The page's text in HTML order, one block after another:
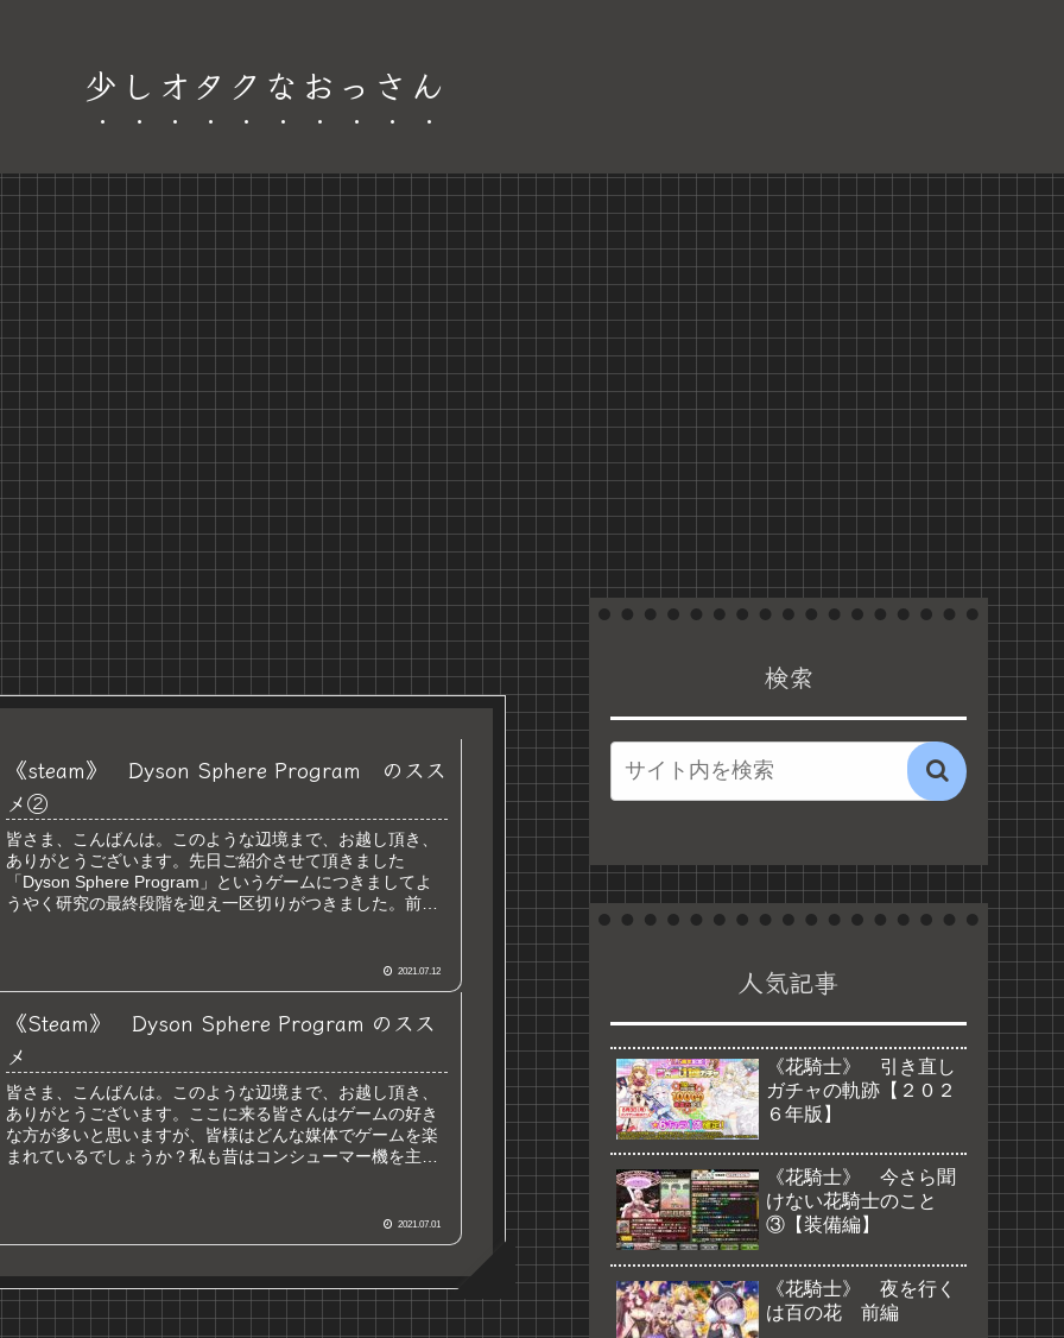
少しオタクなおっさん
《steam》 Dyson Sphere Program のスス
メ②
皆さま、こんばんは。このような辺境まで、お越し頂き、
ありがとうございます。先日ご紹介させて頂きました
「Dyson Sphere Program」というゲームにつきましてよ
うやく研究の最終段階を迎え一区切りがつきました。前回
2021.07.12
《Steam》 Dyson Sphere Program のスス
メ
皆さま、こんばんは。このような辺境まで、お越し頂き、
ありがとうございます。ここに来る皆さんはゲームの好き
な方が多いと思いますが、皆様はどんな媒体でゲームを楽
まれているでしょうか？私も昔はコンシューマー機を主体
2021.07.01
検索
人気記事
《花騎士》 引き直し
ガチャの軌跡【２０２
６年版】
《花騎士》 今さら聞
けない花騎士のこと
③【装備編】
《花騎士》 夜を行く
は百の花 前編